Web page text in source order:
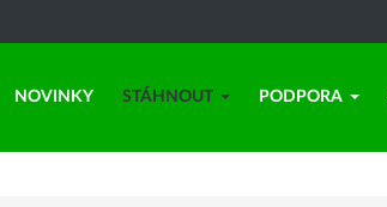
NOVINKY STÁHNOUT PODPORA